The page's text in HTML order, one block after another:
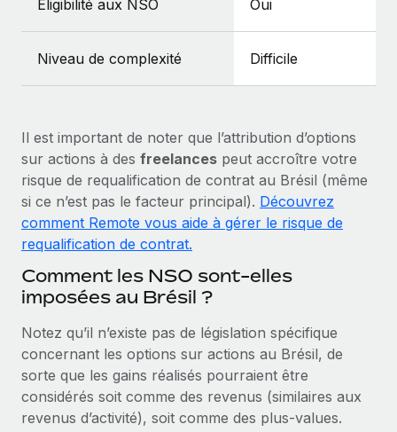
croissance mobile internationale, encourage les...
Éligibilité aux NSO Oui
Niveau de complexité Difficile
Il est important de noter que l’attribution d’options
sur actions à des freelances peut accroître votre
risque de requalification de contrat au Brésil (même
si ce n’est pas le facteur principal). Découvrez
comment Remote vous aide à gérer le risque de
requalification de contrat.
Comment les NSO sont-elles
imposées au Brésil ?
Notez qu’il n’existe pas de législation spécifique
concernant les options sur actions au Brésil, de
sorte que les gains réalisés pourraient être
considérés soit comme des revenus (similaires aux
revenus d’activité), soit comme des plus‑values.